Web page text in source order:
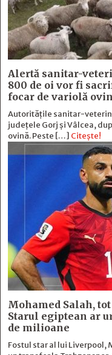
Alertă sanitar-
800 de oi vor fi
focar de variolă
Autoritățile sanitar-
județele Gorj și Vâlcea,
ovină. Peste […] Citește!
Mohamed Salah,
Starul egiptean ar
de milioane
Fostul star al lui Liverpool,